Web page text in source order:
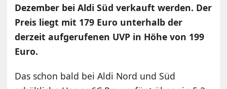
Dezember bei Aldi Süd verkauft werden. Der
Preis liegt mit 179 Euro unterhalb der
derzeit aufgerufenen UVP in Höhe von 199
Euro.
Das schon bald bei Aldi Nord und Süd